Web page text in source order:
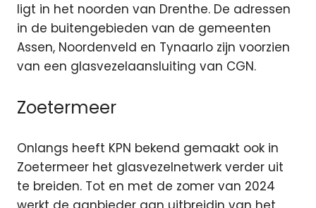
ligt in het noorden van Drenthe. De adressen
in de buitengebieden van de gemeenten
Assen, Noordenveld en Tynaarlo zijn voorzien
van een glasvezelaansluiting van CGN.
Zoetermeer
Onlangs heeft KPN bekend gemaakt ook in
Zoetermeer het glasvezelnetwerk verder uit
te breiden. Tot en met de zomer van 2024